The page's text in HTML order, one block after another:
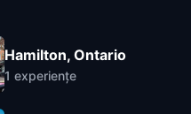
Hamilton, Ontario
1 experiențe